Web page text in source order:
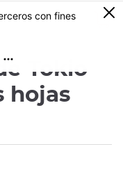
0
Tokio
hojas